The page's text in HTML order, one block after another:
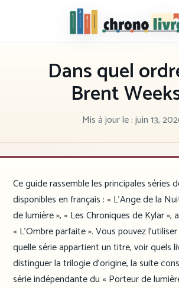
Dans quel
Brent
Mis à jour le :juin 13,
Ce guide rassemble les principales séries
disponibles en français : « L’Ange de la
de lumière », « Les Chroniques de Kylar »,
« L’Ombre parfaite ». Vous pouvez
quelle série appartient un titre, voir quels
distinguer la trilogie d’origine, la suite
série indépendante du « Porteur de